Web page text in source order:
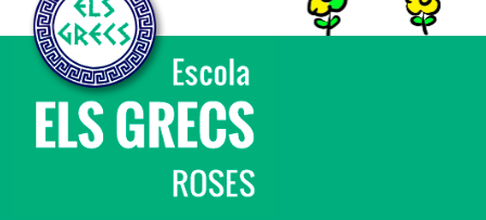
Escola ELS GRECS - Roses